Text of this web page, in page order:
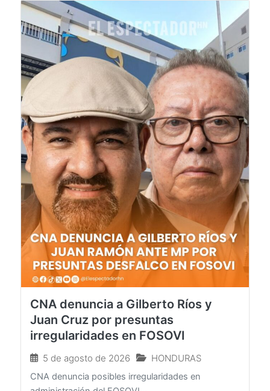
CNA denuncia a Gilberto Ríos y
Juan Cruz por presuntas
5 de agosto de 2026 HONDURAS